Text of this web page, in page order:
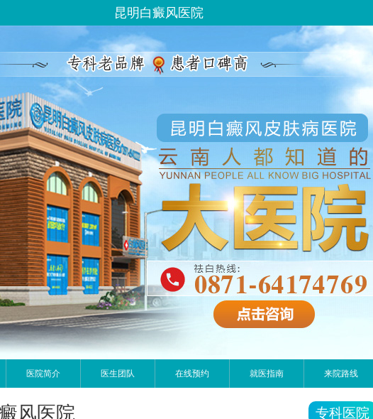
昆明白癜风医院
医院简介 医生团队 在线预约 就医指南 来院路线
风医院 专科医院